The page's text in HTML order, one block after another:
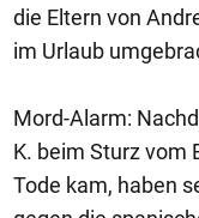
die Eltern von
im Urlaub
Mord-Alarm:
K. beim Sturz vom
Tode kam, haben